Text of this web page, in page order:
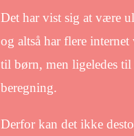
Det har vist sig at være
og altså har flere internet
til børn, men ligeledes til
beregning.
Derfor kan det ikke